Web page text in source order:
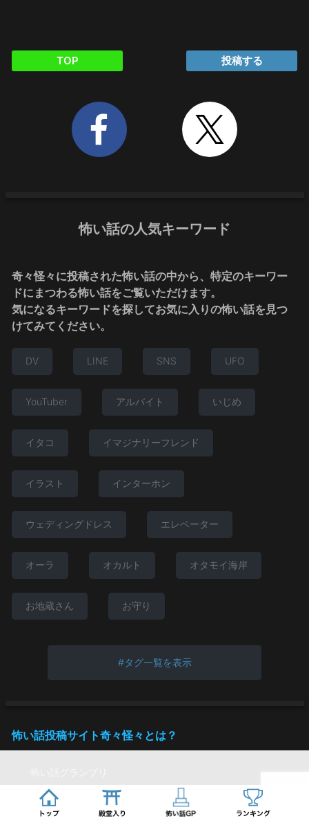
TOP 投稿する
怖い話の人気キーワード
奇々怪々に投稿された怖い話の中から、特定のキーワー
ドにまつわる怖い話をご覧いただけます。
気になるキーワードを探してお気に入りの怖い話を見つ
けてみてください。
DV LINE SNS UFO
YouTuber アルバイト いじめ
イタコ イマジナリーフレンド
イラスト インターホン
ウェディングドレス エレベーター
オーラ オカルト オタモイ海岸
お地蔵さん お守り
タグ一覧を表示
怖い話投稿サイト奇々怪々とは？
殿堂入りした怖い話